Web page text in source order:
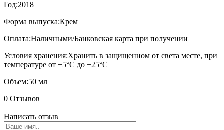
Год:2018
Форма выпуска:Крем
Оплата:Наличными/Банковская карта при получении
Условия хранения:Хранить в защищенном от света месте, при
температуре от +5°С до +25°С
Объем:50 мл
0 Отзывов
Написать отзыв